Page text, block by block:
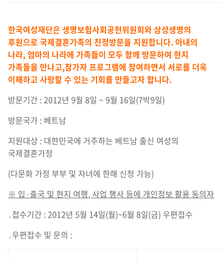
한국여성재단은 생명보험사회공헌위원회와 삼성생명의
후원으로 국제결혼가족의 친정방문을 지원합니다. 아내의
나라, 엄마의 나라에 가족들이 모두 함께 방문하여 현지
가족들을 만나고,참가자 프로그램에 참여하면서 서로를 더욱
이해하고 사랑할 수 있는 기회를 만들고자 합니다.
방문기간 : 2012년 9월 8일 ~ 9월 16일(7박9일)
방문국가 : 베트남
지원대상 : 대한민국에 거주하는 베트남 출신 여성의
국제결혼가정
(다문화 가정 부부 및 자녀에 한해 신청 가능)
※ 입 ·출국 및 현지 여행, 사업 행사 등에 개인정보 활용 동의자
․접수기간 : 2012년 5월 14일(월)~6월 8일(금) 우편접수
․우편접수 및 문의 :